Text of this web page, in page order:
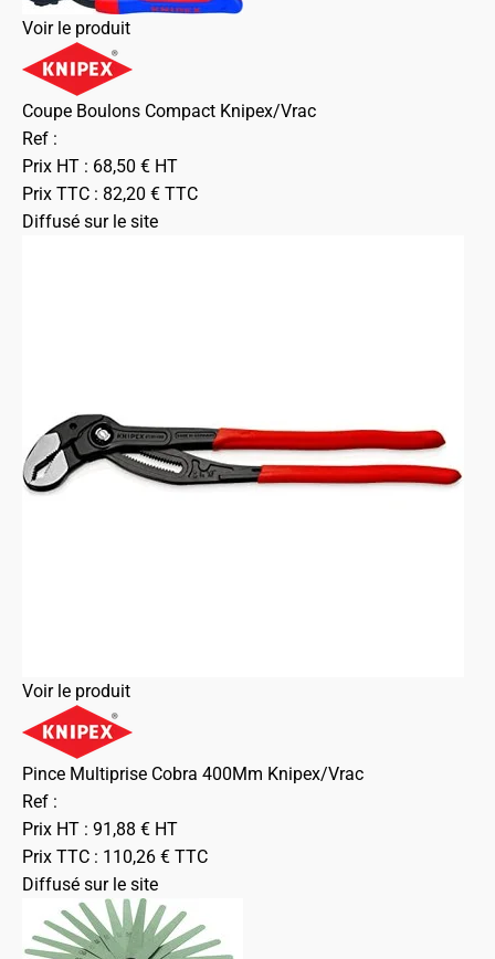
Voir le produit
Coupe Boulons Compact Knipex/Vrac
Ref :
Prix HT : 68,50 € HT
Prix TTC : 82,20 € TTC
Diffusé sur le site
Voir le produit
Pince Multiprise Cobra 400Mm Knipex/Vrac
Ref :
Prix HT : 91,88 € HT
Prix TTC : 110,26 € TTC
Diffusé sur le site